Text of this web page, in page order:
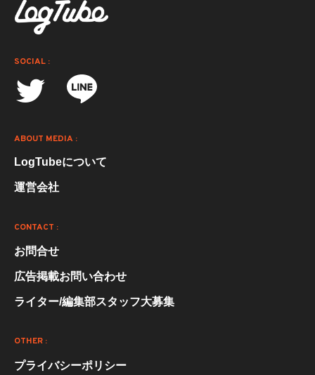
SOCIAL :
ABOUT MEDIA :
LogTubeについて
運営会社
CONTACT :
お問合せ
広告掲載お問い合わせ
ライター/編集部スタッフ大募集
OTHER :
プライバシーポリシー